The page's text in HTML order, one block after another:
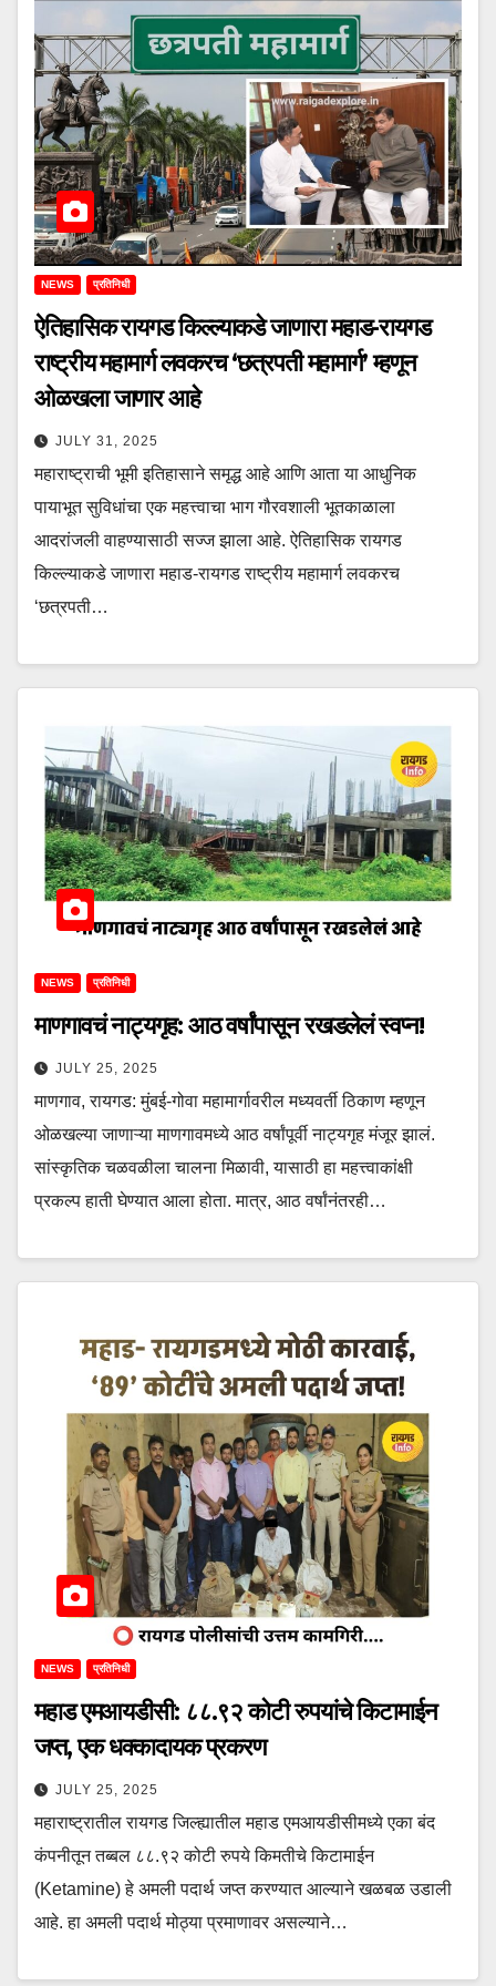
NEWS प्रतिनिधी
ऐतिहासिक रायगड किल्ल्याकडे जाणारा महाड-रायगड
राष्ट्रीय महामार्ग लवकरच ‘छत्रपती महामार्ग’ म्हणून
ओळखला जाणार आहे
JULY 31, 2025
महाराष्ट्राची भूमी इतिहासाने समृद्ध आहे आणि आता या आधुनिक
पायाभूत सुविधांचा एक महत्त्वाचा भाग गौरवशाली भूतकाळाला
आदरांजली वाहण्यासाठी सज्ज झाला आहे. ऐतिहासिक रायगड
किल्ल्याकडे जाणारा महाड-रायगड राष्ट्रीय महामार्ग लवकरच
‘छत्रपती…
NEWS प्रतिनिधी
माणगावचं नाट्यगृह: आठ वर्षांपासून रखडलेलं स्वप्न!
JULY 25, 2025
माणगाव, रायगड: मुंबई-गोवा महामार्गावरील मध्यवर्ती ठिकाण म्हणून
ओळखल्या जाणाऱ्या माणगावमध्ये आठ वर्षांपूर्वी नाट्यगृह मंजूर झालं.
सांस्कृतिक चळवळीला चालना मिळावी, यासाठी हा महत्त्वाकांक्षी
प्रकल्प हाती घेण्यात आला होता. मात्र, आठ वर्षांनंतरही…
NEWS प्रतिनिधी
महाड एमआयडीसी: ८८.९२ कोटी रुपयांचे किटामाईन
जप्त, एक धक्कादायक प्रकरण
JULY 25, 2025
महाराष्ट्रातील रायगड जिल्ह्यातील महाड एमआयडीसीमध्ये एका बंद
कंपनीतून तब्बल ८८.९२ कोटी रुपये किमतीचे किटामाईन
(Ketamine) हे अमली पदार्थ जप्त करण्यात आल्याने खळबळ उडाली
आहे. हा अमली पदार्थ मोठ्या प्रमाणावर असल्याने…